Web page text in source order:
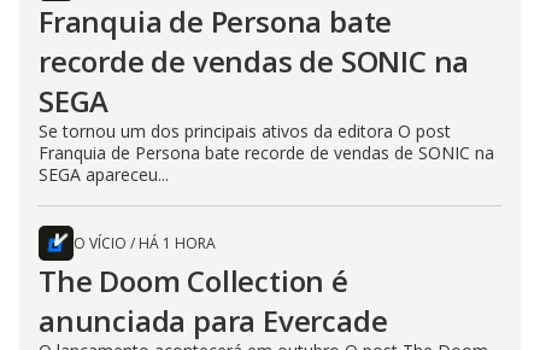
Franquia de Persona bate
recorde de vendas de SONIC na
SEGA
Se tornou um dos principais ativos da editora O post
Franquia de Persona bate recorde de vendas de SONIC na
SEGA apareceu...
O VÍCIO / HÁ 1 HORA
The Doom Collection é
anunciada para Evercade